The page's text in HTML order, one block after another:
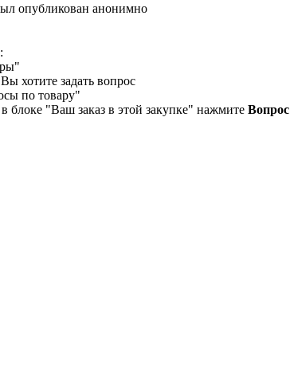
опубликован анонимно
хотите задать вопрос
по товару"
в блоке "Ваш заказ в этой закупке" нажмите Вопрос